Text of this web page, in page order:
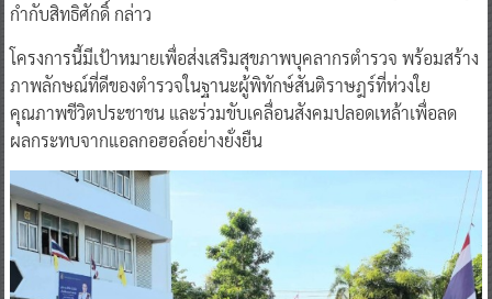
กำกับสิทธิศักดิ์ กล่าว
โครงการนี้มีเป้าหมายเพื่อส่งเสริมสุขภาพบุคลากรตำรวจ พร้อมสร้าง
ภาพลักษณ์ที่ดีของตำรวจในฐานะผู้พิทักษ์สันติราษฎร์ที่ห่วงใย
คุณภาพชีวิตประชาชน และร่วมขับเคลื่อนสังคมปลอดเหล้าเพื่อลด
ผลกระทบจากแอลกอฮอล์อย่างยั่งยืน